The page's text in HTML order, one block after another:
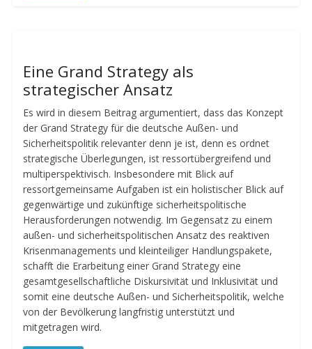
Eine Grand Strategy als
strategischer Ansatz
Es wird in diesem Beitrag argumentiert, dass das Konzept
der Grand Strategy für die deutsche Außen- und
Sicherheitspolitik relevanter denn je ist, denn es ordnet
strategische Überlegungen, ist ressortübergreifend und
multiperspektivisch. Insbesondere mit Blick auf
ressortgemeinsame Aufgaben ist ein holistischer Blick auf
gegenwärtige und zukünftige sicherheitspolitische
Herausforderungen notwendig. Im Gegensatz zu einem
außen- und sicherheitspolitischen Ansatz des reaktiven
Krisenmanagements und kleinteiliger Handlungspakete,
schafft die Erarbeitung einer Grand Strategy eine
gesamtgesellschaftliche Diskursivität und Inklusivität und
somit eine deutsche Außen- und Sicherheitspolitik, welche
von der Bevölkerung langfristig unterstützt und
mitgetragen wird.